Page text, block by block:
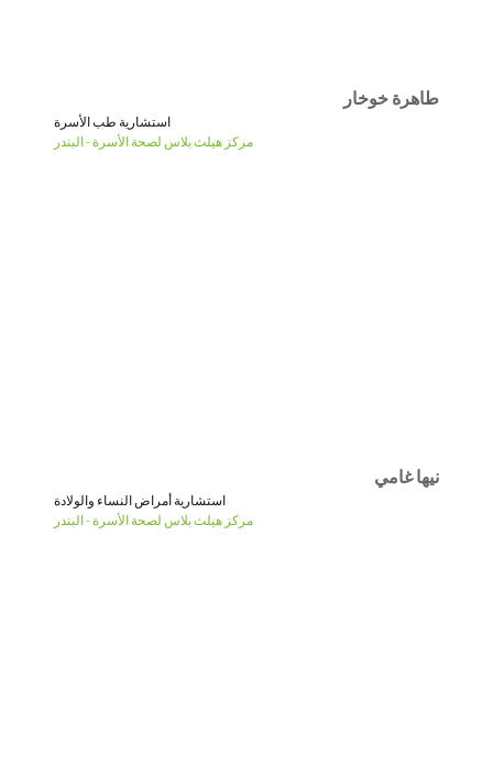
طاهرة خوخار
استشارية طب الأسرة
مركز هيلث بلاس لصحة الأسرة - البندر
نيها غامي
استشارية أمراض النساء والولادة
مركز هيلث بلاس لصحة الأسرة - البندر